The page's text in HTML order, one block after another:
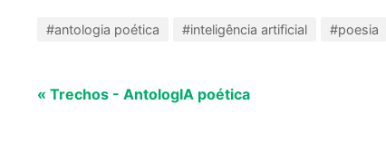
#antologia poética #inteligência artificial #poesia
« Trechos - AntologIA poética